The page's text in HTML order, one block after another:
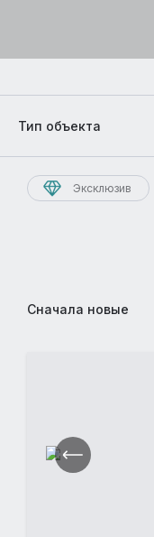
Тип объекта
Эксклюзив
Сначала новые